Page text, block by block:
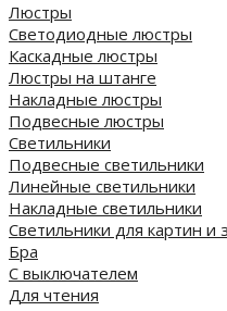
Люстры
Светодиодные люстры
Каскадные люстры
Люстры на штанге
Накладные люстры
Подвесные люстры
Светильники
Подвесные светильники
Линейные светильники
Накладные светильники
Светильники для картин и
Бра
С выключателем
Для чтения